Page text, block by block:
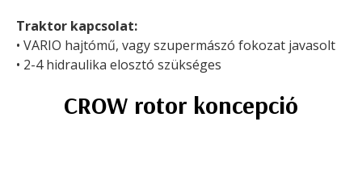
Traktor kapcsolat:
• VARIO hajtómű, vagy szupermászó fokozat javasolt
• 2-4 hidraulika elosztó szükséges
CROW rotor koncepció